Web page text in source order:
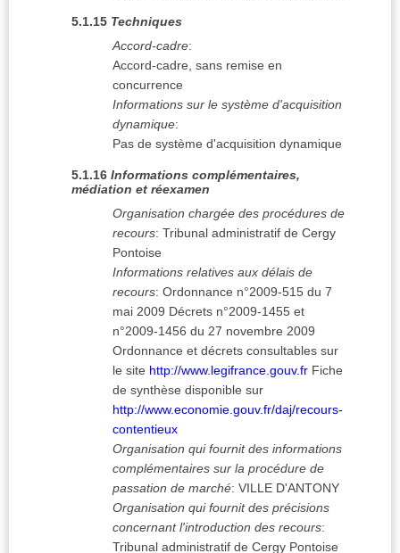
5.1.15 Techniques
Accord-cadre:
Accord-cadre, sans remise en
concurrence
Informations sur le système d'acquisition
dynamique:
Pas de système d'acquisition dynamique
5.1.16 Informations complémentaires,
médiation et réexamen
Organisation chargée des procédures de
recours: Tribunal administratif de Cergy
Pontoise
Informations relatives aux délais de
recours: Ordonnance n°2009-515 du 7
mai 2009 Décrets n°2009-1455 et
n°2009-1456 du 27 novembre 2009
Ordonnance et décrets consultables sur
le site http://www.legifrance.gouv.fr Fiche
de synthèse disponible sur
http://www.economie.gouv.fr/daj/recours-
contentieux
Organisation qui fournit des informations
complémentaires sur la procédure de
passation de marché: VILLE D'ANTONY
Organisation qui fournit des précisions
concernant l'introduction des recours:
Tribunal administratif de Cergy Pontoise